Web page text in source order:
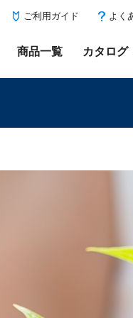
ご利用ガイド よく
商品一覧 カタログ
に入り登録」を押すと